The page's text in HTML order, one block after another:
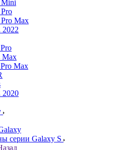
Mini
Max
2022
Max
Max
2020
серии Galaxy S